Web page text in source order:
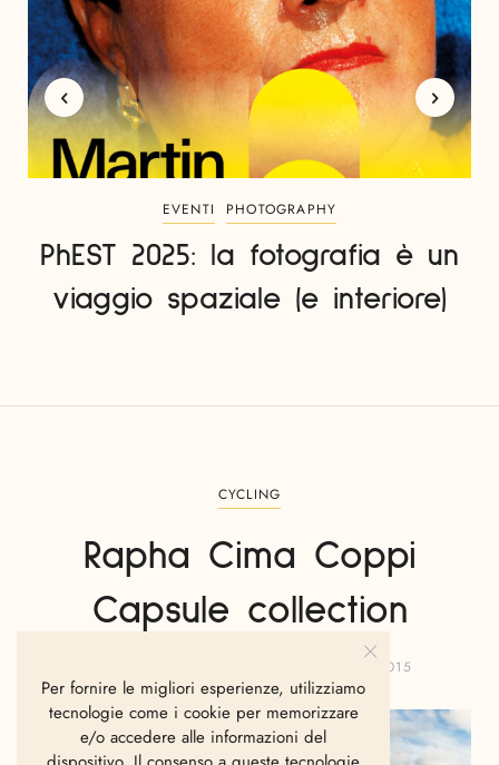
EVENTI PHOTOGRAPHY
PhEST 2025: la fotografia è un
viaggio spaziale (e interiore)
CYCLING
Rapha Cima Coppi
Capsule collection
APRILE 24, 2015
Per fornire le migliori esperienze, utilizziamo
tecnologie come i cookie per memorizzare
e/o accedere alle informazioni del